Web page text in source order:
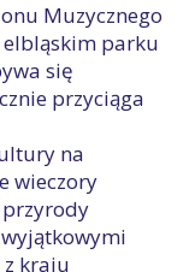
Muzycznego
parku
się
przyciąga
na
wieczory
kraju